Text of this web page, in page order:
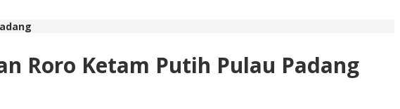
Roro Ketam Putih Pulau Padang